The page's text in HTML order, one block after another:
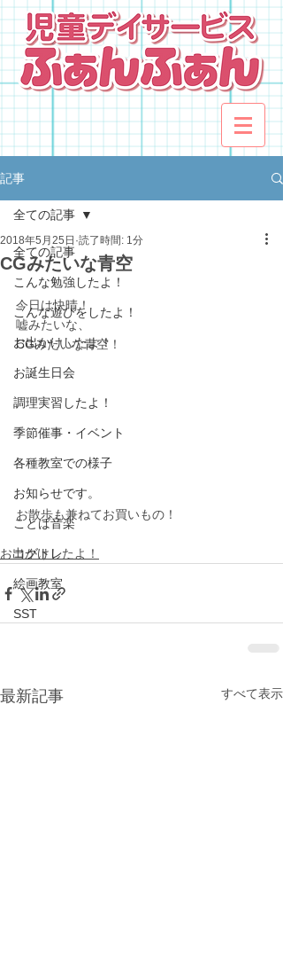
記事
全ての記事
こんな勉強したよ！
こんな遊びをしたよ！
お出かけしたよ！
お誕生日会
調理実習したよ！
季節催事・イベント
各種教室での様子
お知らせです。
ことば音楽
コグトレ
絵画教室
SST
全ての記事
CGみたいな青空
2018年5月25日 読了時間: 1分
今日は快晴！
嘘みたいな、
CGみたいな青空！
お散歩も兼ねてお買いもの！
お出かけしたよ！
最新記事 すべて表示